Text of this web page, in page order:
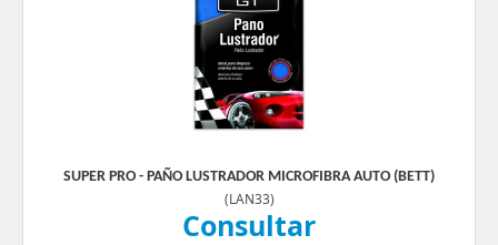
SUPER PRO - PAÑO LUSTRADOR MICROFIBRA AUTO (BETT)
(LAN33)
Consultar